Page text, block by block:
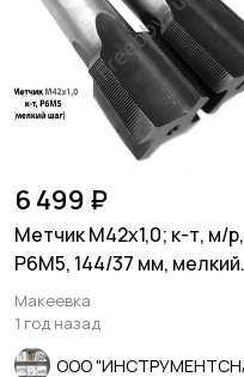
6 499 ₽
Метчик М42х1,0; к-т, м/р,
Р6М5, 144/37 мм, мелкий
шаг, СССР.
Макеевка
1 год назад